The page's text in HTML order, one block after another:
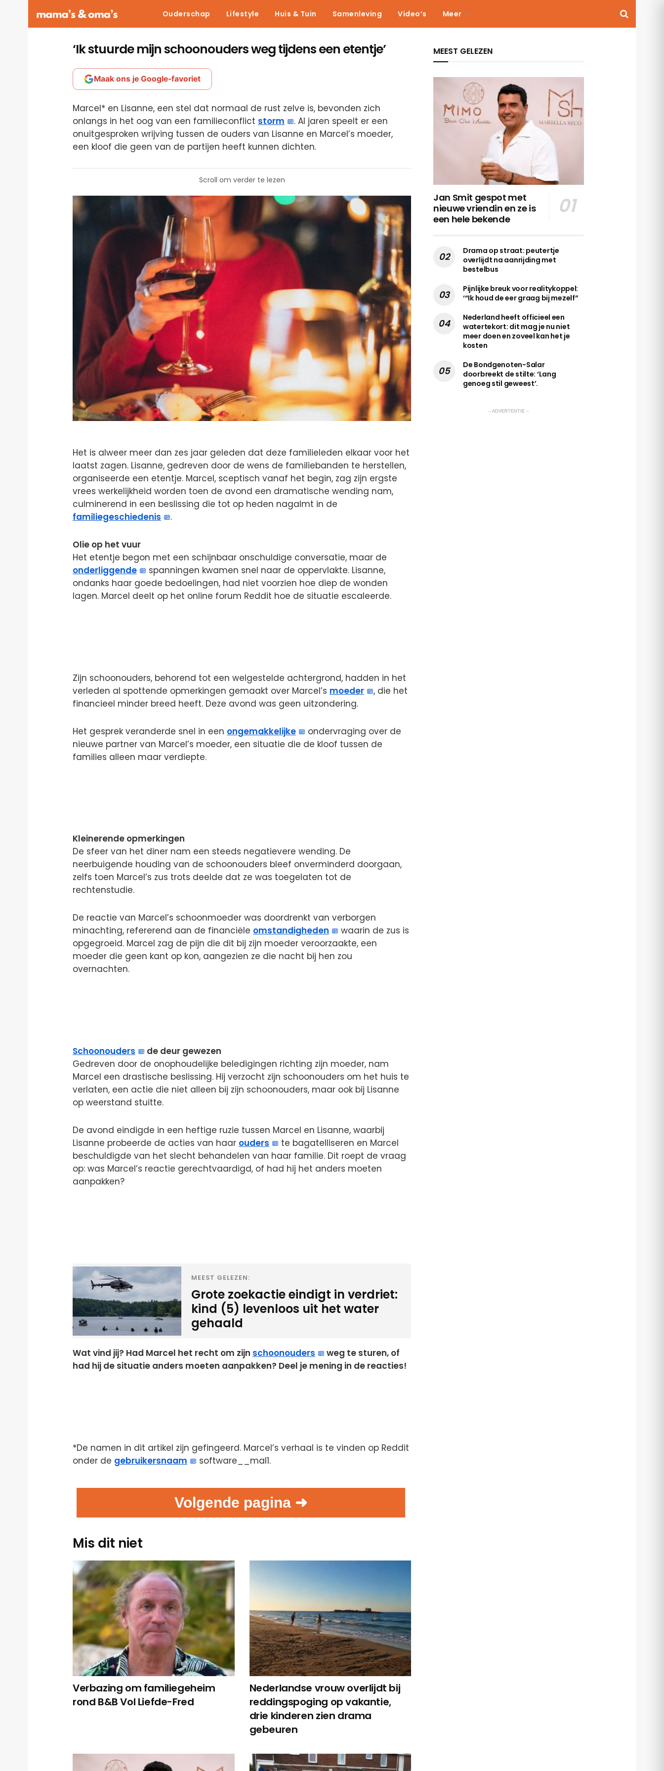
Ouderschap Lifestyle Huis & Tuin Samenleving Video’s Meer
‘Ik stuurde mijn schoonouders weg tijdens een etentje’
Maak ons je Google-favoriet
Marcel* en Lisanne, een stel dat normaal de rust zelve is, bevonden zich
onlangs in het oog van een familieconflict storm
. Al jaren speelt er een
onuitgesproken wrijving tussen de ouders van Lisanne en Marcel’s moeder,
een kloof die geen van de partijen heeft kunnen dichten.
Scroll om verder te lezen
Het is alweer meer dan zes jaar geleden dat deze familieleden elkaar voor het
laatst zagen. Lisanne, gedreven door de wens de familiebanden te herstellen,
organiseerde een etentje. Marcel, sceptisch vanaf het begin, zag zijn ergste
vrees werkelijkheid worden toen de avond een dramatische wending nam,
culminerend in een beslissing die tot op heden nagalmt in de
familiegeschiedenis
.
Olie op het vuur
Het etentje begon met een schijnbaar onschuldige conversatie, maar de
onderliggende
spanningen kwamen snel naar de oppervlakte. Lisanne,
ondanks haar goede bedoelingen, had niet voorzien hoe diep de wonden
lagen. Marcel deelt op het online forum Reddit hoe de situatie escaleerde.
Zijn schoonouders, behorend tot een welgestelde achtergrond, hadden in het
verleden al spottende opmerkingen gemaakt over Marcel’s moeder
, die het
financieel minder breed heeft. Deze avond was geen uitzondering.
Het gesprek veranderde snel in een ongemakkelijke
ondervraging over de
nieuwe partner van Marcel’s moeder, een situatie die de kloof tussen de
families alleen maar verdiepte.
Kleinerende opmerkingen
De sfeer van het diner nam een steeds negatievere wending. De
neerbuigende houding van de schoonouders bleef onverminderd doorgaan,
zelfs toen Marcel’s zus trots deelde dat ze was toegelaten tot de
rechtenstudie.
De reactie van Marcel’s schoonmoeder was doordrenkt van verborgen
minachting, refererend aan de financiële omstandigheden
waarin de zus is
opgegroeid. Marcel zag de pijn die dit bij zijn moeder veroorzaakte, een
moeder die geen kant op kon, aangezien ze die nacht bij hen zou
overnachten.
Schoonouders
de deur gewezen
Gedreven door de onophoudelijke beledigingen richting zijn moeder, nam
Marcel een drastische beslissing. Hij verzocht zijn schoonouders om het huis te
verlaten, een actie die niet alleen bij zijn schoonouders, maar ook bij Lisanne
op weerstand stuitte.
De avond eindigde in een heftige ruzie tussen Marcel en Lisanne, waarbij
Lisanne probeerde de acties van haar ouders
te bagatelliseren en Marcel
beschuldigde van het slecht behandelen van haar familie. Dit roept de vraag
op: was Marcel’s reactie gerechtvaardigd, of had hij het anders moeten
aanpakken?
MEEST GELEZEN:
Grote zoekactie eindigt in verdriet:
kind (5) levenloos uit het water
gehaald
Wat vind jij? Had Marcel het recht om zijn schoonouders
weg te sturen, of
had hij de situatie anders moeten aanpakken? Deel je mening in de reacties!
*De namen in dit artikel zijn gefingeerd. Marcel’s verhaal is te vinden op Reddit
onder de gebruikersnaam software__mal1.
Volgende pagina ➜
Mis dit niet
Verbazing om familiegeheim
rond B&B Vol Liefde-Fred
Nederlandse vrouw overlijdt bij
reddingspoging op vakantie,
drie kinderen zien drama
gebeuren
MEEST GELEZEN
Jan Smit gespot met
nieuwe vriendin en ze is
een hele bekende
Drama op straat: peutertje
overlijdt na aanrijding met
bestelbus
Pijnlijke breuk voor realitykoppel:
‘“Ik houd de eer graag bij mezelf”
Nederland heeft officieel een
watertekort: dit mag je nu niet
meer doen en zoveel kan het je
kosten
De Bondgenoten-Salar
doorbreekt de stilte: ‘Lang
genoeg stil geweest’.
-- ADVERTENTIE --